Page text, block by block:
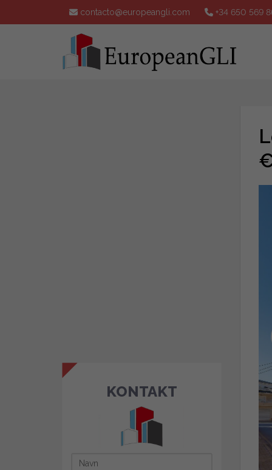
contacto@europeangli.com +34 650 569
KONTAKT